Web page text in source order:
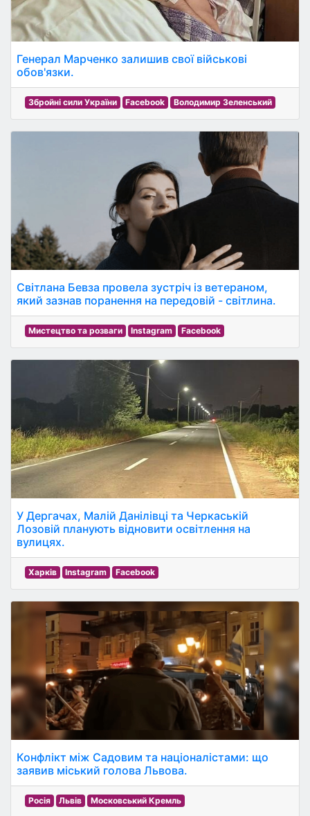
Генерал Марченко залишив свої військові
обов'язки.
Збройні сили України Facebook Володимир Зеленський
Світлана Бевза провела зустріч із ветераном,
який зазнав поранення на передовій - світлина.
Мистецтво та розваги Instagram Facebook
У Дергачах, Малій Данілівці та Черкаській
Лозовій планують відновити освітлення на
вулицях.
Харків Instagram Facebook
Конфлікт між Садовим та націоналістами: що
заявив міський голова Львова.
Росія Львів Московський Кремль